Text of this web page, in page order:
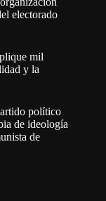
electorado
mil
y la
político
de ideología
de